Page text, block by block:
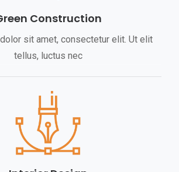
Construction
sit amet, consectetur elit. Ut elit
tellus, luctus nec